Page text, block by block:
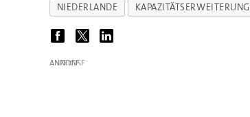
NIEDERLANDE KAPAZITÄTSERWEITERUNG
ANZEIGE